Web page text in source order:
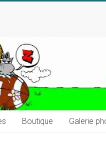
Boutique Galerie